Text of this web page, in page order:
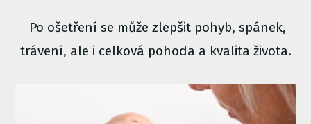
Po ošetření se může zlepšit pohyb, spánek,
trávení, ale i celková pohoda a kvalita života.